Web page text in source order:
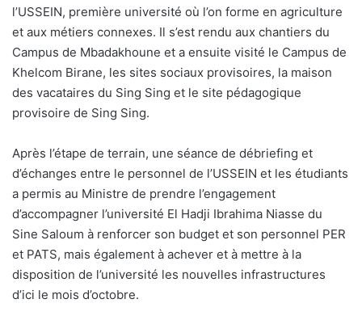
l’USSEIN, première université où l’on forme en agriculture
et aux métiers connexes. Il s’est rendu aux chantiers du
Campus de Mbadakhoune et a ensuite visité le Campus de
Khelcom Birane, les sites sociaux provisoires, la maison
des vacataires du Sing Sing et le site pédagogique
provisoire de Sing Sing.
Après l’étape de terrain, une séance de débriefing et
d’échanges entre le personnel de l’USSEIN et les étudiants
a permis au Ministre de prendre l’engagement
d’accompagner l’université El Hadji Ibrahima Niasse du
Sine Saloum à renforcer son budget et son personnel PER
et PATS, mais également à achever et à mettre à la
disposition de l’université les nouvelles infrastructures
d’ici le mois d’octobre.